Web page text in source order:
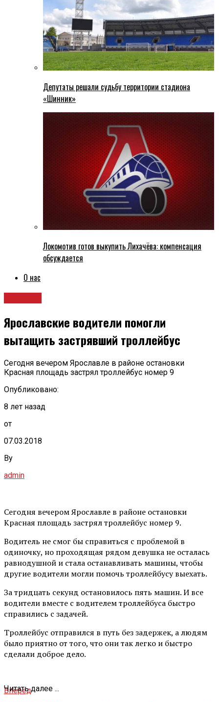
Депутаты решали судьбу территории стадиона
«Шинник»
Локомотив готов выкупить Лихачёва: компенсация
обсуждается
О нас
Ярославские водители помогли
вытащить застрявший троллейбус
Сегодня вечером Ярославле в районе остановки
Красная площадь застрял троллейбус номер 9
Опубликовано:
8 лет назад
от
07.03.2018
By
admin
Сегодня вечером Ярославле в районе остановки
Красная площадь застрял троллейбус номер 9.
Водитель не смог бы справиться с проблемой в
одиночку, но проходящая рядом девушка не осталась
равнодушной и стала останавливать машины, чтобы
другие водители могли помочь троллейбусу выехать.
За тридцать секунд остановилось пять машин. И все
водители вместе с водителем троллейбуса быстро
справились с задачей.
Троллейбус отправился в путь без задержек, а людям
было приятно от того, что они так легко и быстро
сделали доброе дело.
Вперед
Читать далее ...